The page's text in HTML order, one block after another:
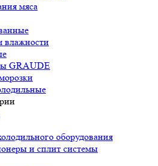
мяса
влажности
GRAUDE
оборудования
и сплит системы